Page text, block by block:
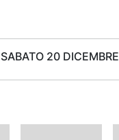
SABATO 20 DICEMBRE